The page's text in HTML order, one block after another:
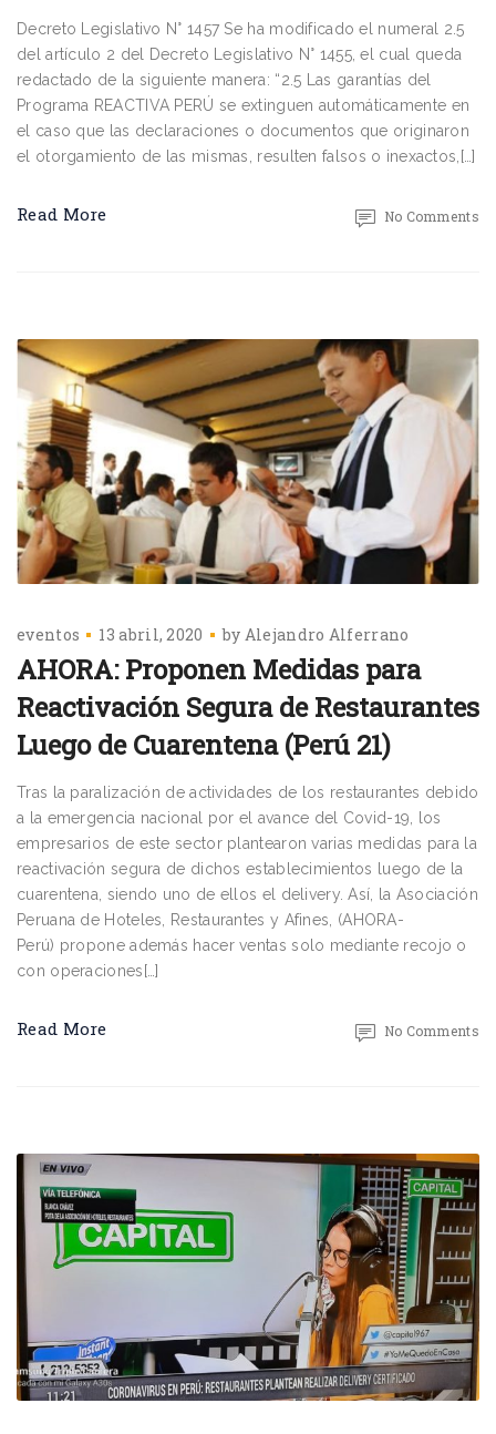
Decreto Legislativo N° 1457 Se ha modificado el numeral 2.5
del artículo 2 del Decreto Legislativo N° 1455, el cual queda
redactado de la siguiente manera: “2.5 Las garantías del
Programa REACTIVA PERÚ se extinguen automáticamente en
el caso que las declaraciones o documentos que originaron
el otorgamiento de las mismas, resulten falsos o inexactos,[…]
Read More No Comments
eventos 13 abril, 2020 by Alejandro Alferrano
AHORA: Proponen Medidas para
Reactivación Segura de Restaurantes
Luego de Cuarentena (Perú 21)
Tras la paralización de actividades de los restaurantes debido
a la emergencia nacional por el avance del Covid-19, los
empresarios de este sector plantearon varias medidas para la
reactivación segura de dichos establecimientos luego de la
cuarentena, siendo uno de ellos el delivery. Así, la Asociación
Peruana de Hoteles, Restaurantes y Afines, (AHORA-
Perú) propone además hacer ventas solo mediante recojo o
con operaciones[…]
Read More No Comments